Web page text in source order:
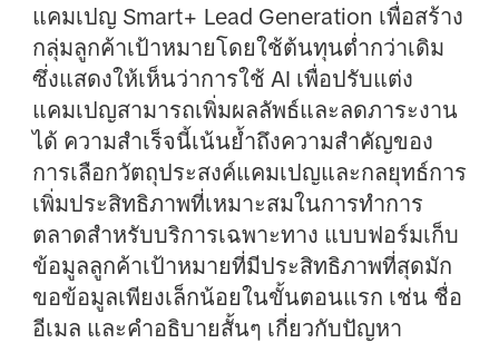
แคมเปญ Smart+ Lead Generation เพื่อสร้าง
กลุ่มลูกค้าเป้าหมายโดยใช้ต้นทุนต่ำกว่าเดิม
ซึ่งแสดงให้เห็นว่าการใช้ AI เพื่อปรับแต่ง
แคมเปญสามารถเพิ่มผลลัพธ์และลดภาระงาน
ได้ ความสำเร็จนี้เน้นย้ำถึงความสำคัญของ
การเลือกวัตถุประสงค์แคมเปญและกลยุทธ์การ
เพิ่มประสิทธิภาพที่เหมาะสมในการทำการ
ตลาดสำหรับบริการเฉพาะทาง แบบฟอร์มเก็บ
ข้อมูลลูกค้าเป้าหมายที่มีประสิทธิภาพที่สุดมัก
ขอข้อมูลเพียงเล็กน้อยในขั้นตอนแรก เช่น ชื่อ
อีเมล และคำอธิบายสั้นๆ เกี่ยวกับปัญหา